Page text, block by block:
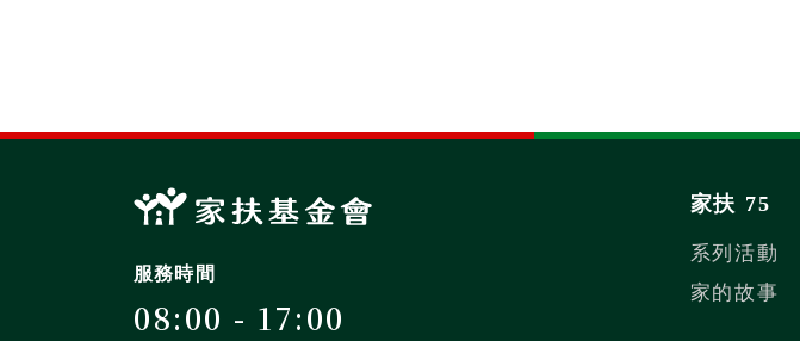
服務時間
08:00 - 17:00
家扶 75
系列活動
家的故事